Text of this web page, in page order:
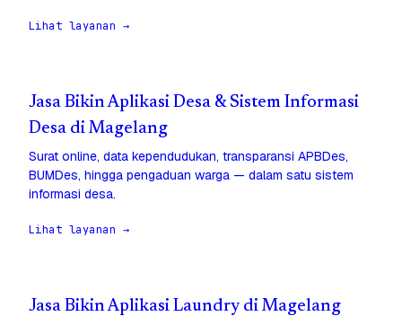
Lihat layanan →
Jasa Bikin Aplikasi Desa & Sistem Informasi
Desa di Magelang
Surat online, data kependudukan, transparansi APBDes,
BUMDes, hingga pengaduan warga — dalam satu sistem
informasi desa.
Lihat layanan →
Jasa Bikin Aplikasi Laundry di Magelang